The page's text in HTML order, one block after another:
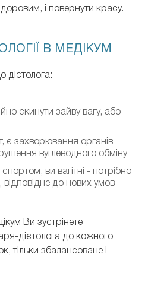
і повернути красу.
В МЕДІКУМ
дієтолога:
скинути зайву вагу, або
є захворювання органів
вуглеводного обміну
ви вагітні - потрібно
відповідне до нових умов
Ви зустрінете
дієтолога до кожного
тільки збалансоване і